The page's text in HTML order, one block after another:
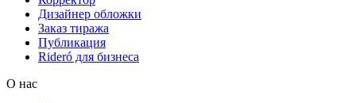
Дизайнер обложки
Заказ тиража
Публикация
Rideró для бизнеса
О нас